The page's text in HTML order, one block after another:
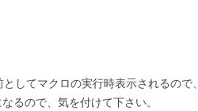
してマクロの実行時表示されるので、
るので、気を付けて下さい。